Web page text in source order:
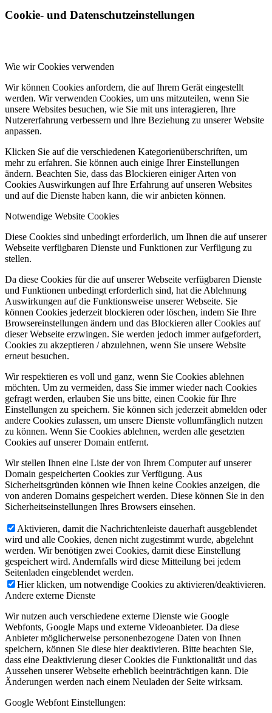
Cookie- und Datenschutzeinstellungen
Wie wir Cookies verwenden
Wir können Cookies anfordern, die auf Ihrem Gerät eingestellt
werden. Wir verwenden Cookies, um uns mitzuteilen, wenn Sie
unsere Websites besuchen, wie Sie mit uns interagieren, Ihre
Nutzererfahrung verbessern und Ihre Beziehung zu unserer Website
anpassen.
Klicken Sie auf die verschiedenen Kategorienüberschriften, um
mehr zu erfahren. Sie können auch einige Ihrer Einstellungen
ändern. Beachten Sie, dass das Blockieren einiger Arten von
Cookies Auswirkungen auf Ihre Erfahrung auf unseren Websites
und auf die Dienste haben kann, die wir anbieten können.
Notwendige Website Cookies
Diese Cookies sind unbedingt erforderlich, um Ihnen die auf unserer
Webseite verfügbaren Dienste und Funktionen zur Verfügung zu
stellen.
Da diese Cookies für die auf unserer Webseite verfügbaren Dienste
und Funktionen unbedingt erforderlich sind, hat die Ablehnung
Auswirkungen auf die Funktionsweise unserer Webseite. Sie
können Cookies jederzeit blockieren oder löschen, indem Sie Ihre
Browsereinstellungen ändern und das Blockieren aller Cookies auf
dieser Webseite erzwingen. Sie werden jedoch immer aufgefordert,
Cookies zu akzeptieren / abzulehnen, wenn Sie unsere Website
erneut besuchen.
Wir respektieren es voll und ganz, wenn Sie Cookies ablehnen
möchten. Um zu vermeiden, dass Sie immer wieder nach Cookies
gefragt werden, erlauben Sie uns bitte, einen Cookie für Ihre
Einstellungen zu speichern. Sie können sich jederzeit abmelden oder
andere Cookies zulassen, um unsere Dienste vollumfänglich nutzen
zu können. Wenn Sie Cookies ablehnen, werden alle gesetzten
Cookies auf unserer Domain entfernt.
Wir stellen Ihnen eine Liste der von Ihrem Computer auf unserer
Domain gespeicherten Cookies zur Verfügung. Aus
Sicherheitsgründen können wie Ihnen keine Cookies anzeigen, die
von anderen Domains gespeichert werden. Diese können Sie in den
Sicherheitseinstellungen Ihres Browsers einsehen.
Aktivieren, damit die Nachrichtenleiste dauerhaft ausgeblendet
wird und alle Cookies, denen nicht zugestimmt wurde, abgelehnt
werden. Wir benötigen zwei Cookies, damit diese Einstellung
gespeichert wird. Andernfalls wird diese Mitteilung bei jedem
Seitenladen eingeblendet werden.
Hier klicken, um notwendige Cookies zu aktivieren/deaktivieren.
Andere externe Dienste
Wir nutzen auch verschiedene externe Dienste wie Google
Webfonts, Google Maps und externe Videoanbieter. Da diese
Anbieter möglicherweise personenbezogene Daten von Ihnen
speichern, können Sie diese hier deaktivieren. Bitte beachten Sie,
dass eine Deaktivierung dieser Cookies die Funktionalität und das
Aussehen unserer Webseite erheblich beeinträchtigen kann. Die
Änderungen werden nach einem Neuladen der Seite wirksam.
Google Webfont Einstellungen: